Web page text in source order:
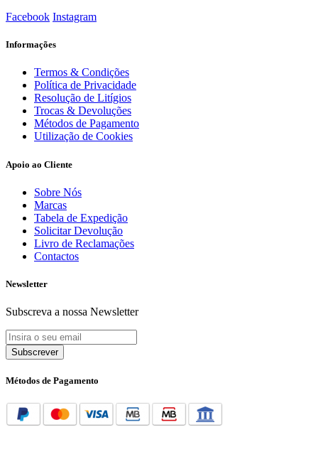
Facebook Instagram
Informações
Termos & Condições
Política de Privacidade
Resolução de Litígios
Trocas & Devoluções
Métodos de Pagamento
Utilização de Cookies
Apoio ao Cliente
Sobre Nós
Marcas
Tabela de Expedição
Solicitar Devolução
Livro de Reclamações
Contactos
Newsletter
Subscreva a nossa Newsletter
Subscrever
Métodos de Pagamento